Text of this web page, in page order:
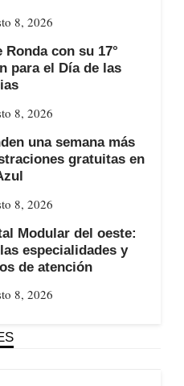
8, 2026
Ronda con su 17°
para el Día de las
8, 2026
una semana más
gratuitas en
8, 2026
Modular del oeste:
especialidades y
de atención
8, 2026